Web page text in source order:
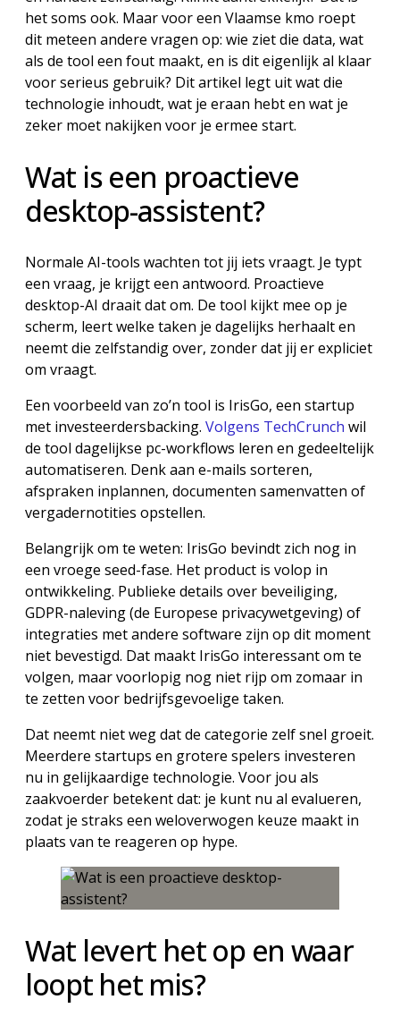
het soms ook. Maar voor een Vlaamse kmo roept
dit meteen andere vragen op: wie ziet die data, wat
als de tool een fout maakt, en is dit eigenlijk al klaar
voor serieus gebruik? Dit artikel legt uit wat die
technologie inhoudt, wat je eraan hebt en wat je
zeker moet nakijken voor je ermee start.
Wat is een proactieve
desktop-assistent?
Normale AI-tools wachten tot jij iets vraagt. Je typt
een vraag, je krijgt een antwoord. Proactieve
desktop-AI draait dat om. De tool kijkt mee op je
scherm, leert welke taken je dagelijks herhaalt en
neemt die zelfstandig over, zonder dat jij er expliciet
om vraagt.
Een voorbeeld van zo’n tool is IrisGo, een startup
met investeerdersbacking. Volgens TechCrunch wil
de tool dagelijkse pc-workflows leren en gedeeltelijk
automatiseren. Denk aan e-mails sorteren,
afspraken inplannen, documenten samenvatten of
vergadernotities opstellen.
Belangrijk om te weten: IrisGo bevindt zich nog in
een vroege seed-fase. Het product is volop in
ontwikkeling. Publieke details over beveiliging,
GDPR-naleving (de Europese privacywetgeving) of
integraties met andere software zijn op dit moment
niet bevestigd. Dat maakt IrisGo interessant om te
volgen, maar voorlopig nog niet rijp om zomaar in
te zetten voor bedrijfsgevoelige taken.
Dat neemt niet weg dat de categorie zelf snel groeit.
Meerdere startups en grotere spelers investeren
nu in gelijkaardige technologie. Voor jou als
zaakvoerder betekent dat: je kunt nu al evalueren,
zodat je straks een weloverwogen keuze maakt in
plaats van te reageren op hype.
Wat levert het op en waar
loopt het mis?